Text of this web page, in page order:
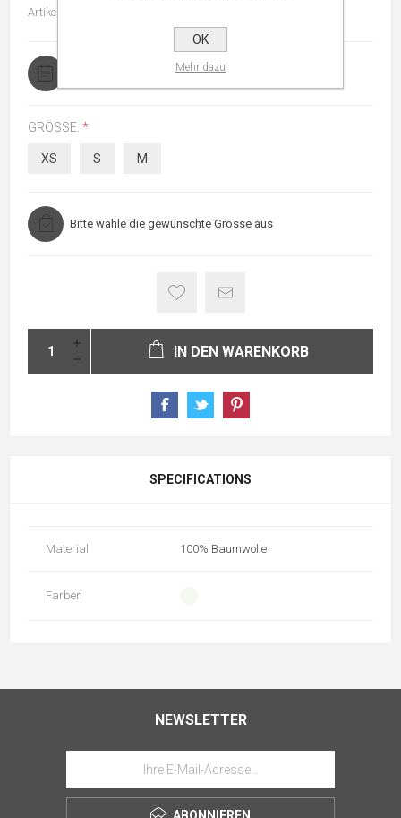
Artikelnummer:
GRÖSSE: *
XS S M
Bitte wähle die gewünschte Grösse aus
IN DEN WARENKORB
SPECIFICATIONS
Material 100% Baumwolle
Farben
NEWSLETTER
OK
Mehr dazu